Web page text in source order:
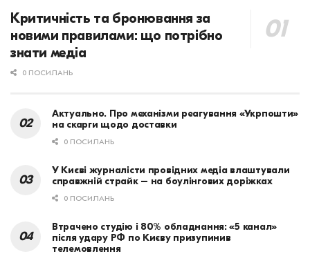
Критичність та бронювання за
новими правилами: що потрібно
знати медіа
0 ПОСИЛАНЬ
Актуально. Про механізми реагування «Укрпошти»
на скарги щодо доставки
0 ПОСИЛАНЬ
У Києві журналісти провідних медіа влаштували
справжній страйк – на боулінгових доріжках
0 ПОСИЛАНЬ
Втрачено студію і 80% обладнання: «5 канал»
після удару РФ по Києву призупинив
телемовлення